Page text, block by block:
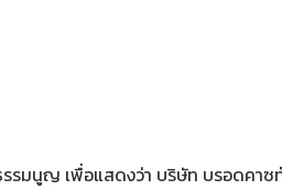
รมนูญ เพื่อแสดงว่า บริษัท บรอดคาซ